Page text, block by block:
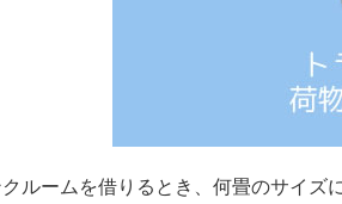
クルームを借りるとき、何畳のサイズ